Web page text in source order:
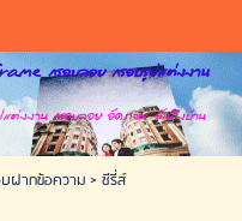
กรอบลอย กรอบรูปแต่งงาน
ต่งงาน กรอบลอย อัดภาพ ส่งถึงบ้าน
ฝากข้อความ> ซีรี่ส์